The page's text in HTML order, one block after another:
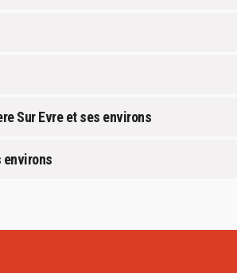
Sur Evre et ses environs
environs